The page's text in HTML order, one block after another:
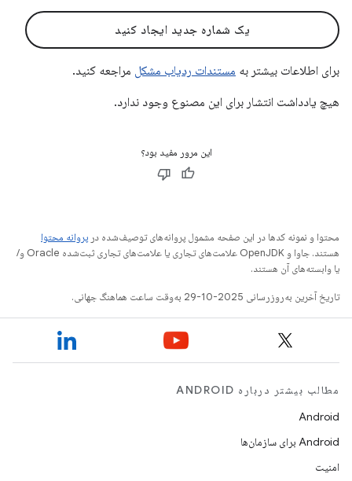
یک شماره جدید ایجاد کنید
برای اطلاعات بیشتر به مستندات ردیاب مشکل مراجعه کنید.
هیچ یادداشت انتشار برای این مصنوع وجود ندارد.
این مرور مفید بود؟
محتوا و نمونه کدها در این صفحه مشمول پروانه‌های توصیف‌شده در پروانه محتوا
هستند. جاوا و OpenJDK علامت‌های تجاری یا علامت‌های تجاری ثبت‌شده Oracle و/
یا وابسته‌های آن هستند.
تاریخ آخرین به‌روزرسانی 2025-10-29 به‌وقت ساعت هماهنگ جهانی.
مطالب بیشتر درباره ANDROID
Android
Android برای سازمان‌ها
امنیت